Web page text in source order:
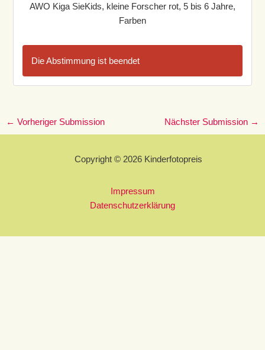
AWO Kiga SieKids, kleine Forscher rot, 5 bis 6 Jahre,
Farben
Die Abstimmung ist beendet
← Vorheriger Submission Nächster Submission →
Copyright © 2026 Kinderfotopreis
Impressum
Datenschutzerklärung